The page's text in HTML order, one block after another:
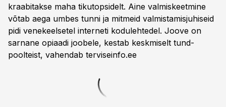
kraabitakse maha tikutopsidelt. Aine valmiskeetmine
võtab aega umbes tunni ja mitmeid valmistamisjuhiseid
pidi venekeelsetel interneti kodulehtedel. Joove on
sarnane opiaadi joobele, kestab keskmiselt tund-
poolteist, vahendab terviseinfo.ee